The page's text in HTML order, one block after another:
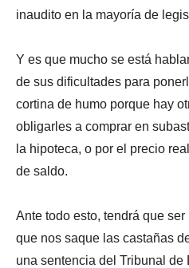
inaudito en la mayoría de
Y es que mucho se está
de sus dificultades para
cortina de humo porque hay
obligarles a comprar en
la hipoteca, o por el precio
de saldo.
Ante todo esto, tendrá que
que nos saque las castañas
una sentencia del Tribunal